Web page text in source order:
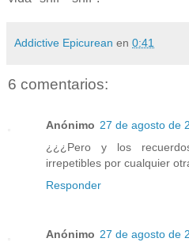
Addictive Epicurean en 0:41
6 comentarios:
Anónimo 27 de agosto de
¿¿¿Pero y los
irrepetibles por cualquier
Responder
Anónimo 27 de agosto de